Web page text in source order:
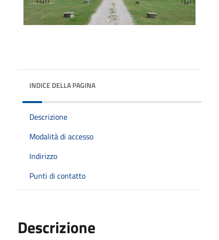
INDICE DELLA PAGINA
Descrizione
Modalità di accesso
Indirizzo
Punti di contatto
Descrizione